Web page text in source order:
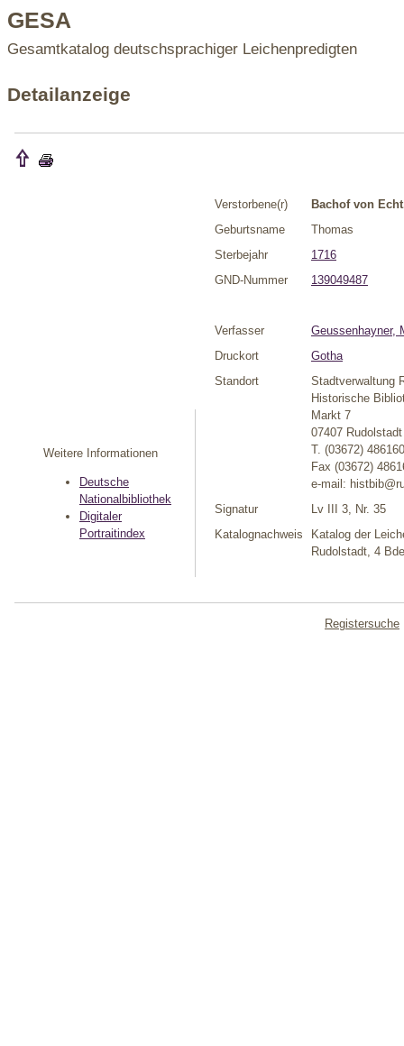
GESA
Gesamtkatalog deutschsprachiger Leichenpredigten
Detailanzeige
Weitere Informationen
Deutsche
Nationalbibliothek
Digitaler
Portraitindex
Verstorbene(r)
Bachof von
Geburtsname
Thomas
Sterbejahr
1716
GND-Nummer
139049487
Verfasser
Geussenhayner,
Druckort
Gotha
Standort
Stadtverwaltung
Historische
Markt 7
07407 Rudolstadt
T. (03672) 486160
Fax (03672)
e-mail:
Signatur
Lv III 3, Nr. 35
Katalognachweis
Katalog der
Rudolstadt, 4
Registersuche